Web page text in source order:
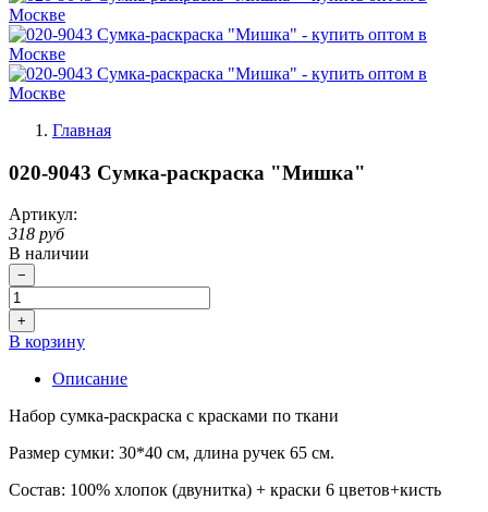
Главная
020-9043 Сумка-раскраска "Мишка"
Артикул:
318 руб
В наличии
−
+
В корзину
Описание
Набор сумка-раскраска с красками по ткани
Размер сумки: 30*40 см, длина ручек 65 см.
Состав: 100% хлопок (двунитка) + краски 6 цветов+кисть